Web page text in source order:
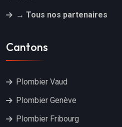
→ Tous nos partenaires
Cantons
Plombier Vaud
Plombier Genève
Plombier Fribourg